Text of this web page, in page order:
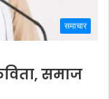
समाचार
समाज